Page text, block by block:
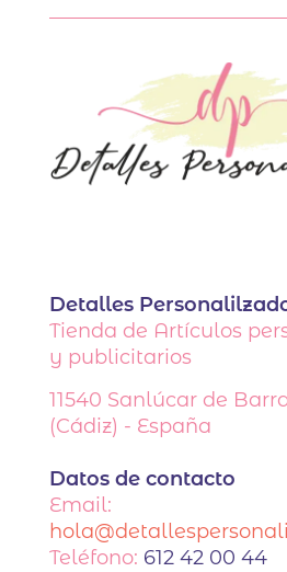
Detalles
Tienda de Artículos
y publicitarios
11540 Sanlúcar de
(Cádiz) - España
Datos de contacto
Email:
Teléfono: 612 42 00 44